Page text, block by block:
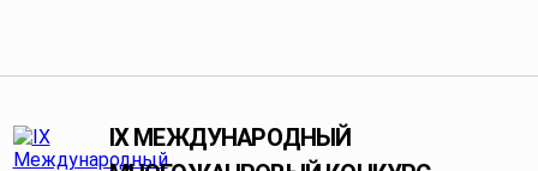
IX МЕЖДУНАРОДНЫЙ